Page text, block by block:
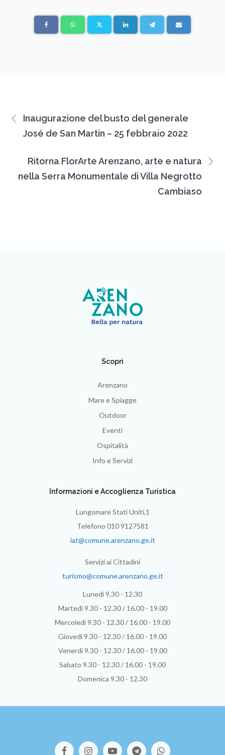
Inaugurazione del busto del generale
José de San Martin – 25 febbraio 2022
Ritorna FlorArte Arenzano, arte e natura
nella Serra Monumentale di Villa Negrotto
Cambiaso
Scopri
Arenzano
Mare e Spiagge
Outdoor
Eventi
Ospitalità
Info e Servizi
Informazioni e Accoglienza Turistica
Lungomare Stati Uniti,1
Telefono 010 9127581
iat@comune.arenzano.ge.it
Servizi ai Cittadini
turismo@comune.arenzano.ge.it
Lunedì 9.30 - 12.30
Martedì 9.30 - 12.30 / 16.00 - 19.00
Mercoledì 9.30 - 12.30 / 16.00 - 19.00
Giovedì 9.30 - 12.30 / 16.00 - 19.00
Venerdì 9.30 - 12.30 / 16.00 - 19.00
Sabato 9.30 - 12.30 / 16.00 - 19.00
Domenica 9.30 - 12.30